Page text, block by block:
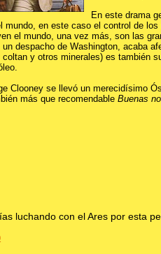
En este drama
mundo, en este caso el control de
el mundo, una vez más, son las
despacho de Washington, acaba
y otros minerales) es también
Clooney se llevó un merecidísimo
más que recomendableBuenas
luchando con el Ares por esta